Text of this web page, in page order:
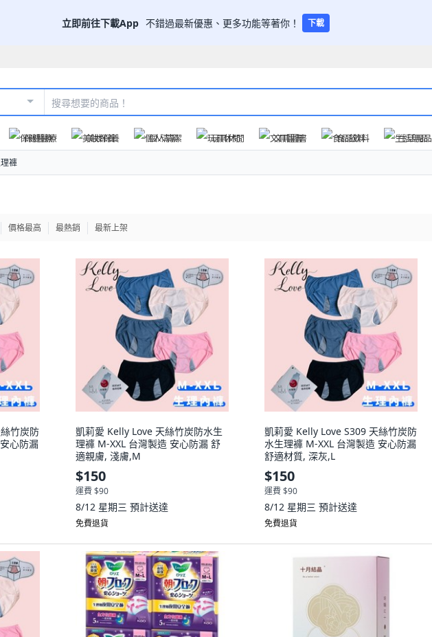
立即前往下載App 不錯過最新優惠、更多功能等著你！ 下載
保健醫療 美妝保養 個人清潔 玩具休閒 文具圖書 食品飲料 生活用品
褲
價格最高 最熱銷 最新上架
竹炭防
心防漏
凱莉愛 Kelly Love 天絲竹炭防水生
理褲 M-XXL 台灣製造 安心防漏 舒
適親膚, 淺膚,M
$150
運費 $90
8/12 星期三 預計送達
免費退貨
凱莉愛 Kelly Love S309 天絲竹炭防
水生理褲 M-XXL 台灣製造 安心防漏
舒適材質, 深灰,L
$150
運費 $90
8/12 星期三 預計送達
免費退貨